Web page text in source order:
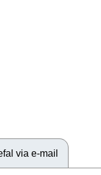
via e-mail